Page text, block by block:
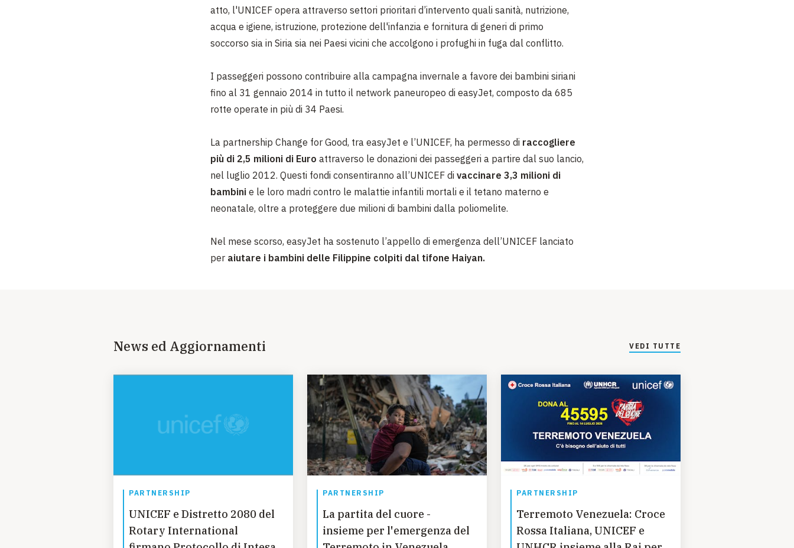
atto, l'UNICEF opera attraverso settori prioritari d’intervento quali sanità, nutrizione,
acqua e igiene, istruzione, protezione dell'infanzia e fornitura di generi di primo
soccorso sia in Siria sia nei Paesi vicini che accolgono i profughi in fuga dal conflitto.
I passeggeri possono contribuire alla campagna invernale a favore dei bambini siriani
fino al 31 gennaio 2014 in tutto il network paneuropeo di easyJet, composto da 685
rotte operate in più di 34 Paesi.
La partnership Change for Good, tra easyJet e l’UNICEF, ha permesso di raccogliere
più di 2,5 milioni di Euro attraverso le donazioni dei passeggeri a partire dal suo lancio,
nel luglio 2012. Questi fondi consentiranno all’UNICEF di vaccinare 3,3 milioni di
bambini e le loro madri contro le malattie infantili mortali e il tetano materno e
neonatale, oltre a proteggere due milioni di bambini dalla poliomelite.
Nel mese scorso, easyJet ha sostenuto l’appello di emergenza dell’UNICEF lanciato
per aiutare i bambini delle Filippine colpiti dal tifone Haiyan.
News ed Aggiornamenti VEDI TUTTE
PARTNERSHIP
UNICEF e Distretto 2080 del
Rotary International
PARTNERSHIP
La partita del cuore -
insieme per l'emergenza del
PARTNERSHIP
Terremoto Venezuela: Croce
Rossa Italiana, UNICEF e